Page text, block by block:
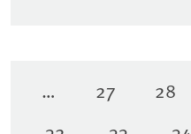
… Seite
27 28